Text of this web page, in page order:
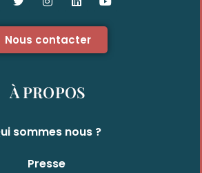
Nous contacter
À PROPOS
sommes nous ?
Presse